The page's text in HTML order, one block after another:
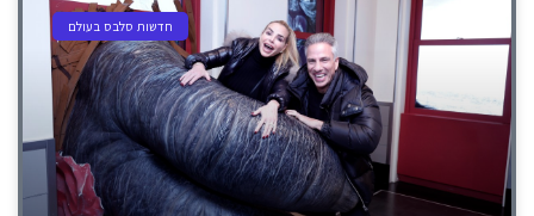
חדשות סלבס בעולם